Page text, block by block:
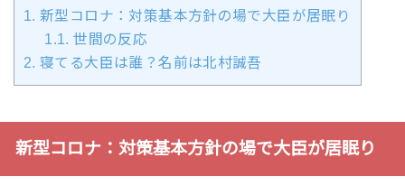
1. 新型コロナ：対策基本方針の場で大臣が居眠り
1.1. 世間の反応
2. 寝てる大臣は誰？名前は北村誠吾
新型コロナ：対策基本方針の場で大臣が居眠り